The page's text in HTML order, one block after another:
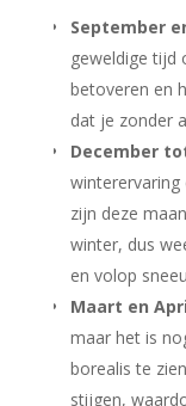
September
geweldige tijd
betoveren en
dat je zonder
December
zijn deze
winter, dus
en volop
Maart en
maar het is
borealis te
stijgen,